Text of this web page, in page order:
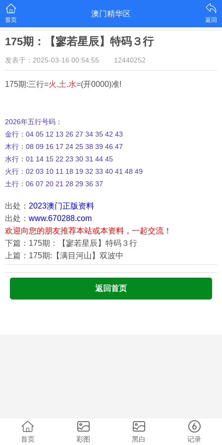
首页
澳门精华区
返回
175期：【寥若星辰】特码３行
发表于：2025-03-16 00:54:55 12440252
175期:三行=火.土.水=(开0000)准!
2026年五行号码：
金行：04 05 12 13 26 27 34 35 42 43
木行：08 09 16 17 24 25 38 39 46 47
水行：01 14 15 22 23 30 31 44 45
火行：02 03 10 11 18 19 32 33 40 41 48 49
土行：06 07 20 21 28 29 36 37
出处： 2023澳门正版资料
出处： www.670288.com
欢迎向您的朋友推荐本站或本资料，一起交流！
下篇：175期：【寥若星辰】特码３行
上篇：175期:【满目河山】双波中
返回首页
首页 彩图 黑白 记录